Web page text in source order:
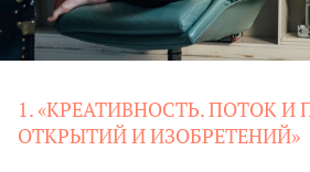
1. «КРЕАТИВНОСТЬ. ПОТОК И
ОТКРЫТИЙ И ИЗОБРЕТЕНИЙ»